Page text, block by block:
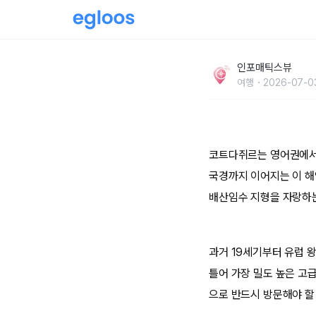
인포매틱스뷰
여행 2026-07-
코트다쥐르는 영어권에
국경까지 이어지는 이
배산임수 지형을 자랑하
과거 19세기부터 유럽
틀어 가장 밀도 높은 고
으로 반드시 방문해야